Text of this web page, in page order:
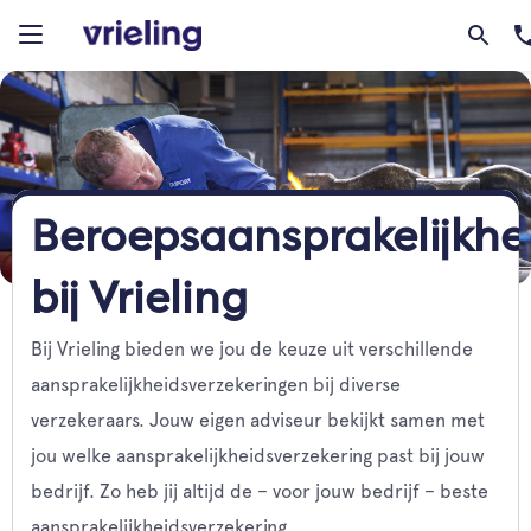
bij Vrieling
Bij Vrieling bieden we jou de keuze uit verschillende
aansprakelijkheidsverzekeringen bij diverse
verzekeraars. Jouw eigen adviseur bekijkt samen met
jou welke aansprakelijkheidsverzekering past bij jouw
bedrijf. Zo heb jij altijd de – voor jouw bedrijf – beste